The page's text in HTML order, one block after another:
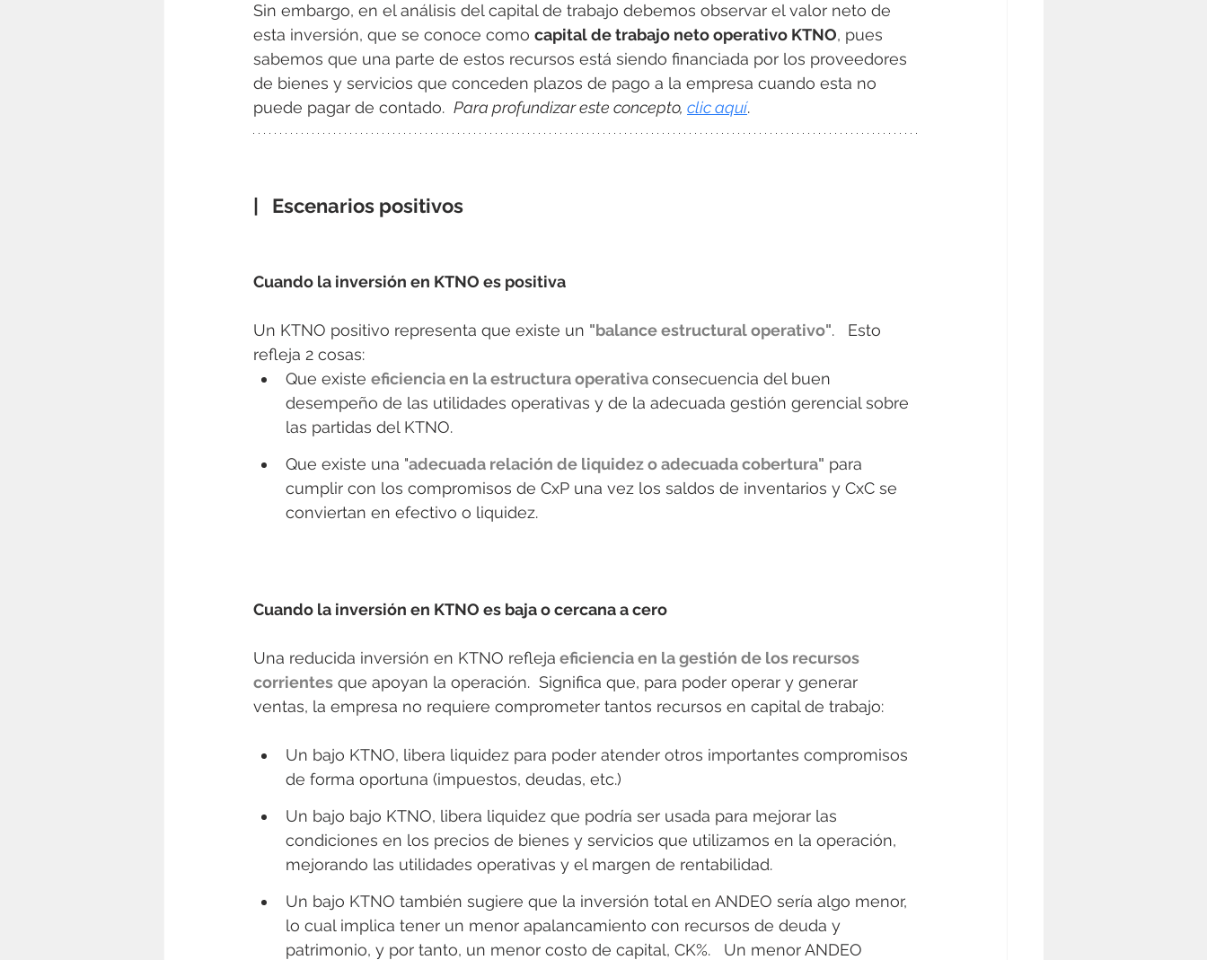
Sin embargo, en el análisis del capital de trabajo debemos observar el valor neto de
esta inversión, que se conoce como capital de trabajo neto operativo KTNO, pues
sabemos que una parte de estos recursos está siendo financiada por los proveedores
de bienes y servicios que conceden plazos de pago a la empresa cuando esta no
puede pagar de contado. Para profundizar este concepto, clic aquí.
|   Escenarios positivos
Cuando la inversión en KTNO es positiva
Un KTNO positivo representa que existe un "balance estructural operativo".   Esto
refleja 2 cosas:
Que existe eficiencia en la estructura operativaconsecuencia del buen
desempeño de las utilidades operativas y de la adecuada gestión gerencial sobre
las partidas del KTNO.
Que existe una "adecuada relación de liquidez o adecuada cobertura" para
cumplir con los compromisos de CxP una vez los saldos de inventarios y CxC se
conviertan en efectivo o liquidez.
Cuando la inversión en KTNO es baja o cercana a cero
Una reducida inversión en KTNO refleja eficiencia en la gestión de los recursos
corrientes que apoyan la operación.  Significa que, para poder operar y generar
ventas, la empresa no requiere comprometer tantos recursos en capital de trabajo:
Un bajo KTNO, libera liquidez para poder atender otros importantes compromisos
de forma oportuna (impuestos, deudas, etc.)
Un bajo bajo KTNO, libera liquidez que podría ser usada para mejorar las
condiciones en los precios de bienes y servicios que utilizamos en la operación,
mejorando las utilidades operativas y el margen de rentabilidad.
Un bajo KTNO también sugiere que la inversión total en ANDEO sería algo menor,
lo cual implica tener un menor apalancamiento con recursos de deuda y
patrimonio, y por tanto, un menor costo de capital, CK%.   Un menor ANDEO